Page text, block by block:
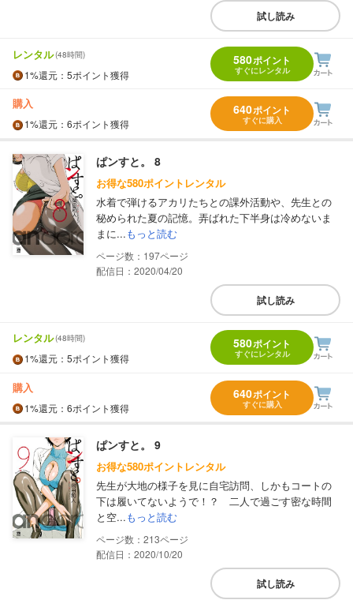
試し読み
レンタル(48時間)
1%還元 ：5ポイント獲得
580ポイント
すぐにレンタル
購入
1%還元 ：6ポイント獲得
640ポイント
すぐに購入
ぱンすと。 8
お得な580ポイントレンタル
水着で弾けるアカリたちとの課外活動や、先生との
秘められた夏の記憶。弄ばれた下半身は冷めないま
まに...もっと読む
197
配信日：2020/04/20
試し読み
レンタル(48時間)
1%還元 ：5ポイント獲得
580ポイント
すぐにレンタル
購入
1%還元 ：6ポイント獲得
640ポイント
すぐに購入
ぱンすと。 9
お得な580ポイントレンタル
先生が大地の様子を見に自宅訪問、しかもコートの
下は履いてないようで！？ 二人で過ごす密な時間
と空...もっと読む
213
配信日：2020/10/20
試し読み